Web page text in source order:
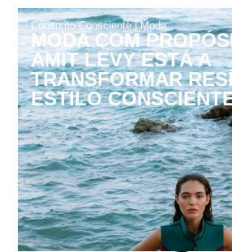
Consumo Consciente|Moda
MODA COM
AMIT LEVY ESTÁ A
TRANSFORMAR
ESTILO